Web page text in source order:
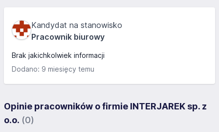
Kandydat na stanowisko
Pracownik biurowy
Brak jakichkolwiek informacji
Dodano: 9 miesięcy temu
Opinie pracowników o firmie INTERJAREK sp. z
o.o. (0)